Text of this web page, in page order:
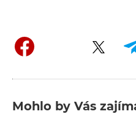
Mohlo by Vás